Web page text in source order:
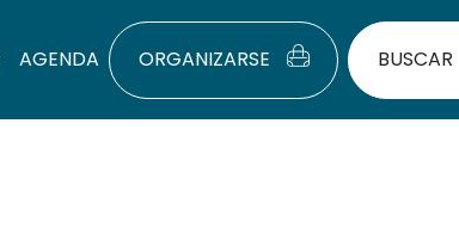
AGENDA ORGANIZARSE BUSCAR